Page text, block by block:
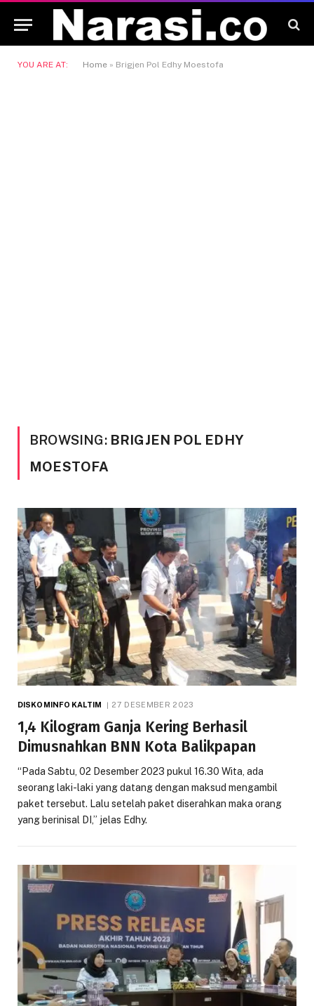
YOU ARE AT: Home » Brigjen Pol Edhy Moestofa
BROWSING: BRIGJEN POL EDHY
MOESTOFA
DISKOMINFO KALTIM 27 DESEMBER 2023
1,4 Kilogram Ganja Kering Berhasil
Dimusnahkan BNN Kota Balikpapan
“Pada Sabtu, 02 Desember 2023 pukul 16.30 Wita, ada
seorang laki-laki yang datang dengan maksud mengambil
paket tersebut. Lalu setelah paket diserahkan maka orang
yang berinisal DI,” jelas Edhy.